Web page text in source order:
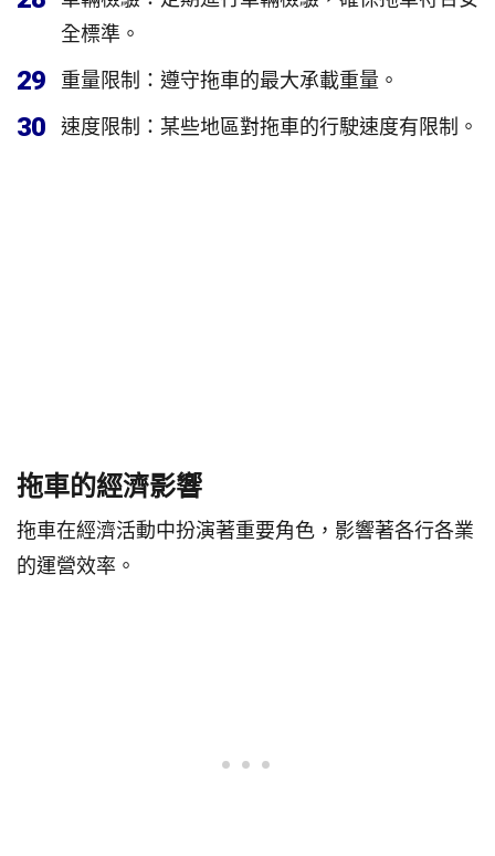
全標準。
29 重量限制：遵守拖車的最大承載重量。
30 速度限制：某些地區對拖車的行駛速度有限制。
拖車的經濟影響
拖車在經濟活動中扮演著重要角色，影響著各行各業
的運營效率。